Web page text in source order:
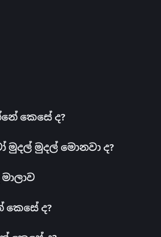
කෙසේ ද?
මුදල් මුදල් මොනවා ද?
කෙසේ ද?